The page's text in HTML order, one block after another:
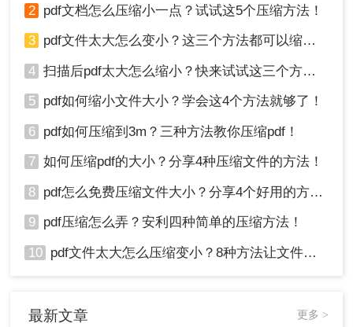
1、降低图像分辨率：在PDF文件中插入图像时，如
果不需要保留原始分辨率，可以尝试降低图像的分
辨率来减小文件大小。您可以使用专业的图像编辑
2、压缩图像：除了降低分辨率外，还可以使用图像
压缩算法来进一步减小图像文件的大小。常见的图
像压缩格式包括JPEG和PNG等。您可以使用专业
的图像编辑软件或在线工具来进行压缩。
三、优化字体和元数据
1、删除不必要的字体：在PDF文件中使用过多的字
2、减少元数据的使用：在PDF文件中包含过多的元
2 pdf文档怎么压缩小一点？试试这5个压缩方法！
3 pdf文件太大怎么变小？这三个方法都可以缩小！
4 扫描后pdf太大怎么缩小？快来试试这三个方法！
5 pdf如何缩小文件大小？学会这4个方法就够了！
6 pdf如何压缩到3m？三种方法教你压缩pdf！
7 如何压缩pdf的大小？分享4种压缩文件的方法！
8 pdf怎么免费压缩文件大小？分享4个好用的方法，简单又快捷！
9 pdf压缩怎么弄？安利四种简单的压缩方法！
10 pdf文件太大怎么压缩变小？8种方法让文件轻松"瘦身"！
最新文章 更多 >